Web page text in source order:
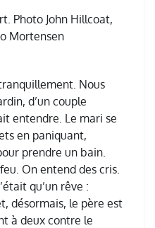
Photo John Hillcoat,
Mortensen
Nous
d’un couple
entendre. Le mari se
en paniquant,
prendre un bain.
On entend des cris.
qu’un rêve :
désormais, le père est
à deux contre le